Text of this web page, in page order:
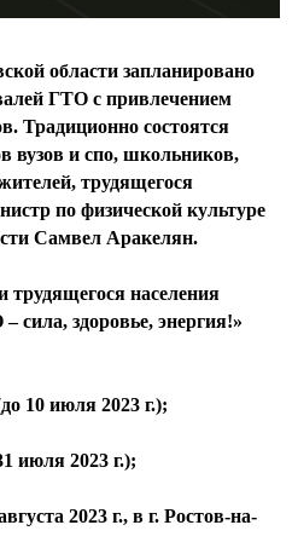
области запланировано
ГТО с привлечением
Традиционно состоятся
вузов и спо, школьников,
трудящегося
по физической культуре
Самвел Аракелян.
населения
сила, здоровье, энергия!»
10 июля 2023 г.);
июля 2023 г.);
2023 г., в г. Ростов-на-